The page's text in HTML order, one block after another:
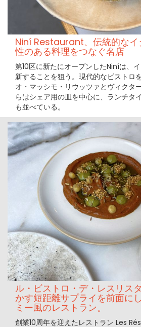
Niní Restaurant、伝統的なイ
性のある料理をつなぐ名店
第10区に新たにオープンしたNiníは、
新することを狙う。現代的なビストロ
オ・マッシモ・リウッツァとヴィクタ
らはシェア用の皿を中心に、ランチタ
も並べている。
ル・ビストロ・デ・レスリス
かす短距離サプライを前面に
ミー風のレストラン。
創業10周年を迎えたレストラン Les